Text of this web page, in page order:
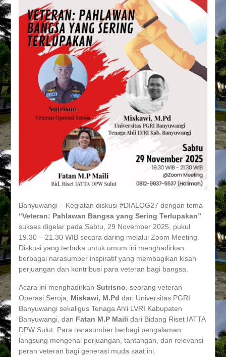
Banyuwangi – Kegiatan diskusi #DIALOG27 dengan tema
“Veteran: Pahlawan Bangsa yang Sering Terlupakan”
sukses digelar pada Sabtu, 29 November 2025, pukul
19.30 – 21.30 WIB secara daring melalui Zoom Meeting.
Diskusi yang terbuka untuk umum ini menghadirkan
berbagai narasumber inspiratif yang membagikan kisah
perjuangan dan kontribusi para veteran bagi bangsa.
Acara ini menghadirkan Sutrisno , seorang veteran
Operasi Seroja, Miskawi, M.Pd dari Universitas PGRI
Banyuwangi sekaligus Tenaga Ahli LVRI Kabupaten
Banyuwangi, dan Fatan M.P Maili dari Bidang Riset IATTA
DPW Sulut. Para narasumber berbagi pengalaman
langsung mengenai perjuangan, tantangan, dan relevansi
peran veteran bagi generasi muda saat ini.